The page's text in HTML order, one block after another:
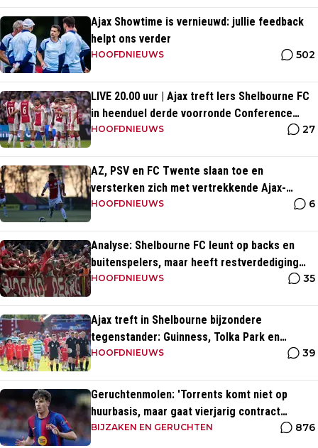
Ajax Showtime is vernieuwd: jullie feedback
helpt ons verder
HOOFDNIEUWS 502
LIVE 20.00 uur | Ajax treft Iers Shelbourne FC
in heenduel derde voorronde Conference
League
HOOFDNIEUWS 27
AZ, PSV en FC Twente slaan toe en
versterken zich met vertrekkende Ajax-
talenten
HOOFDNIEUWS 6
Analyse: Shelbourne FC leunt op backs en
buitenspelers, maar heeft restverdediging
totaal niet op orde
HOOFDNIEUWS 35
Ajax treft in Shelbourne bijzondere
tegenstander: Guinness, Tolka Park en
bijzonder lage marktwaarde
HOOFDNIEUWS 39
Geruchtenmolen: 'Torrents komt niet op
huurbasis, maar gaat vierjarig contract
tekenen bij Ajax'
BIJZAKEN EN GERUCHTEN 876